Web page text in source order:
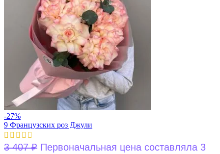
-27%
9 Французских роз Джули
3 407₽ Первоначальная цена составляла 3